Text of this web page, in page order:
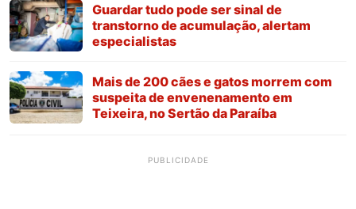
Guardar tudo pode ser sinal de
transtorno de acumulação, alertam
especialistas
Mais de 200 cães e gatos morrem com
suspeita de envenenamento em
Teixeira, no Sertão da Paraíba
PUBLICIDADE